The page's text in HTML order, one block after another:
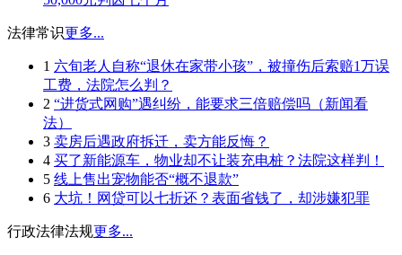
法律常识更多...
1 六旬老人自称“退休在家带小孩”，被撞伤后索赔1万误
工费，法院怎么判？
2 “进货式网购”遇纠纷，能要求三倍赔偿吗（新闻看
法）
3 卖房后遇政府拆迁，卖方能反悔？
4 买了新能源车，物业却不让装充电桩？法院这样判！
5 线上售出宠物能否“概不退款”
6 大坑！网贷可以七折还？表面省钱了，却涉嫌犯罪
行政法律法规更多...